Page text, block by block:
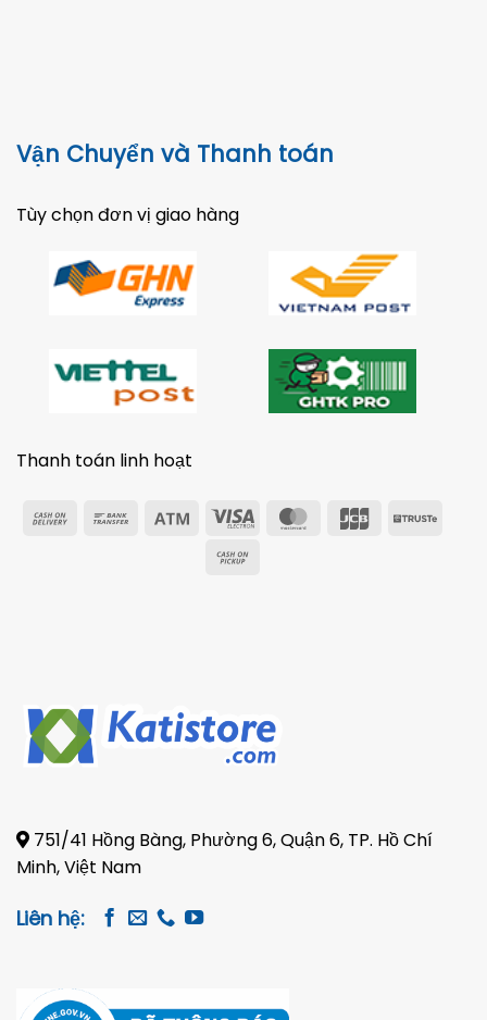
Vận Chuyển và Thanh toán
Tùy chọn đơn vị giao hàng
Thanh toán linh hoạt
Cash
Bank
Atm
Visa
MasterCard
JCB
751/41 Hồng Bàng, Phường 6, Quận 6, TP. Hồ Chí
Minh, Việt Nam
Liên hệ: